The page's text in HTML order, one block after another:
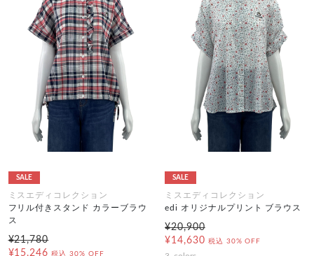
SALE
ミスエディコレクション
フリル付きスタンド カラーブラウ
ス
¥21,780
¥15,246 税込 30% OFF
SALE
ミスエディコレクション
edi オリジナルプリント ブラウス
¥20,900
¥14,630 税込 30% OFF